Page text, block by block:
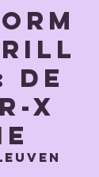
de
x